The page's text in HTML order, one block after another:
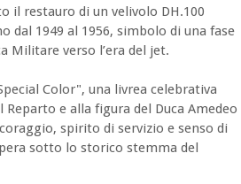
il restauro di un velivolo DH.100
dal 1949 al 1956, simbolo di una fase
Militare verso l’era del jet.
Color", una livrea celebrativa
e alla figura del Duca Amedeo
spirito di servizio e senso di
sotto lo storico stemma del